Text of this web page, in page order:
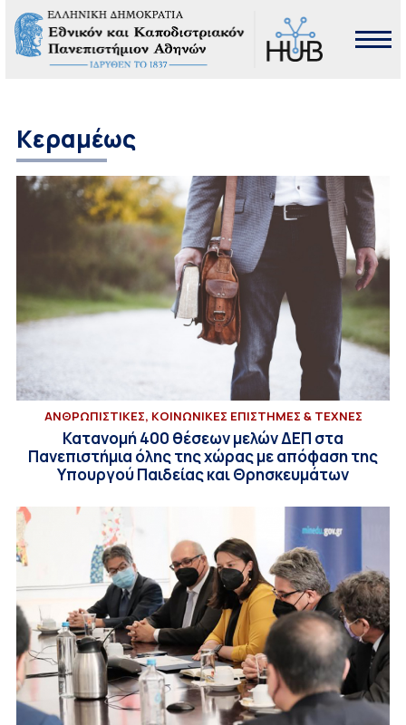
Κεραμέως
ΑΝΘΡΩΠΙΣΤΙΚΕΣ, ΚΟΙΝΩΝΙΚΕΣ ΕΠΙΣΤΗΜΕΣ & ΤΕΧΝΕΣ
Κατανομή 400 θέσεων μελών ΔΕΠ στα
Πανεπιστήμια όλης της χώρας με απόφαση της
Υπουργού Παιδείας και Θρησκευμάτων